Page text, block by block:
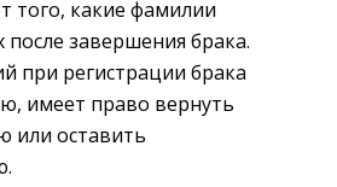
того, какие фамилии
после завершения брака.
при регистрации брака
имеет право вернуть
или оставить